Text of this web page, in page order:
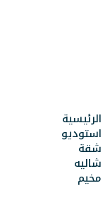
الرئيسية
استوديو
شقة
شاليه
مخيم